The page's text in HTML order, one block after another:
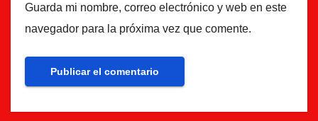
Guarda mi nombre, correo electrónico y web en este
navegador para la próxima vez que comente.